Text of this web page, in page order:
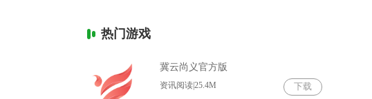
热门游戏
冀云尚义官方版
资讯阅读|25.4M 下载